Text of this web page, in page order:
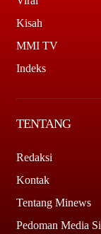
Kisah
MMI TV
Indeks
TENTANG
Redaksi
Kontak
Tentang Minews
Pedoman Media